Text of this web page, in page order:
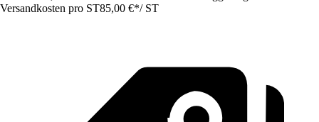
Versandkosten pro ST85,00 €*/ ST